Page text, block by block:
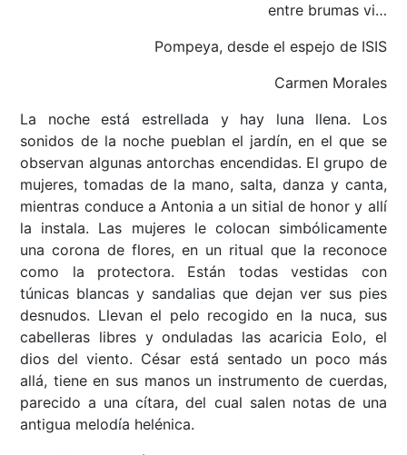
entre brumas vi…
Pompeya, desde el espejo de ISIS
Carmen Morales
La noche está estrellada y hay luna llena. Los
sonidos de la noche pueblan el jardín, en el que se
observan algunas antorchas encendidas. El grupo de
mujeres, tomadas de la mano, salta, danza y canta,
mientras conduce a Antonia a un sitial de honor y allí
la instala. Las mujeres le colocan simbólicamente
una corona de flores, en un ritual que la reconoce
como la protectora. Están todas vestidas con
túnicas blancas y sandalias que dejan ver sus pies
desnudos. Llevan el pelo recogido en la nuca, sus
cabelleras libres y onduladas las acaricia Eolo, el
dios del viento. César está sentado un poco más
allá, tiene en sus manos un instrumento de cuerdas,
parecido a una cítara, del cual salen notas de una
antigua melodía helénica.